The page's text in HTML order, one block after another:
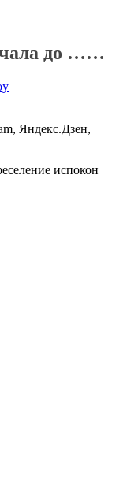
до ……
Яндекс.Дзен,
испокон